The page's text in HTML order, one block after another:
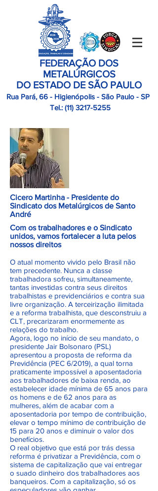
FEDERAÇÃO DOS
METALÚRGICOS
DO ESTADO DE SÃO PAULO
Rua Pará, 66 - Higienópolis - São Paulo - SP
Tel.: (11) 3217-5255
Cicero Martinha - Presidente do
Sindicato dos Metalúrgicos de Santo
André
Com os trabalhadores e o Sindicato
unidos, vamos fortalecer a luta pelos
nossos direitos
O atual momento vivido pelo Brasil não
tem precedente. Nunca a classe
trabalhadora sofreu, simultaneamente,
tantas investidas contra seus direitos
trabalhistas e previdenciários e contra sua
livre organização. A terceirização ilimitada
e a reforma trabalhista, que desconstruiu a
CLT, precarizaram enormemente as
relações do trabalho.
Agora, logo no início de seu mandato, o
presidente Jair Bolsonaro (PSL)
apresentou a proposta de reforma da
Previdência (PEC 6/2019), a qual torna
praticamente impossível a aposentadoria
aos trabalhadores de baixa renda, ao
estabelecer idade mínima de 65 anos para
os homens e de 62 anos para as
mulheres, além de acabar com a
aposentadoria por tempo de contribuição,
elevar o tempo mínimo de contribuição de
15 para 20 anos e diminuir o valor dos
benefícios.
O real objetivo que está por trás dessa
reforma é privatizar a Previdência, com o
sistema de capitalização que vai entregar
o suado dinheiro dos trabalhadores aos
banqueiros. Com a capitalização, só os